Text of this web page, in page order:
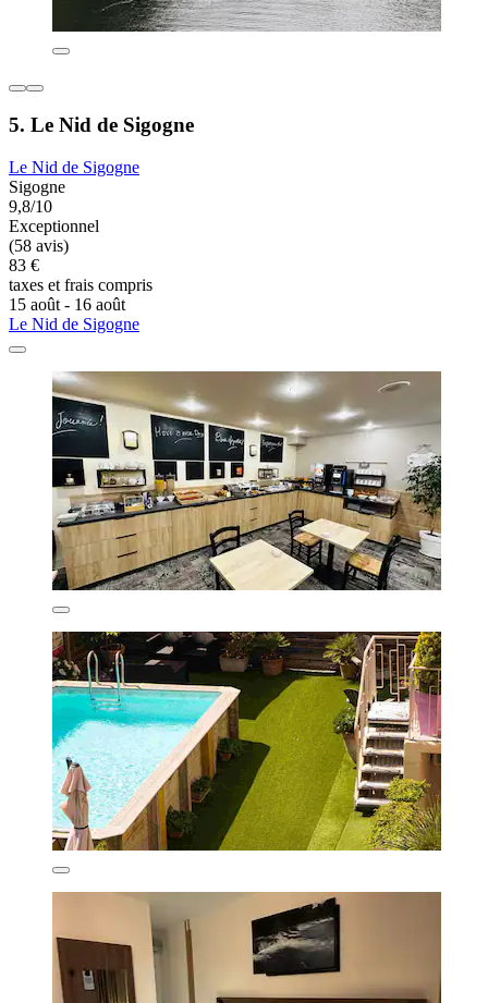
5. Le Nid de Sigogne
Le Nid de Sigogne
Sigogne
9,8/10
Exceptionnel
(58 avis)
83 €
taxes et frais compris
15 août - 16 août
Le Nid de Sigogne